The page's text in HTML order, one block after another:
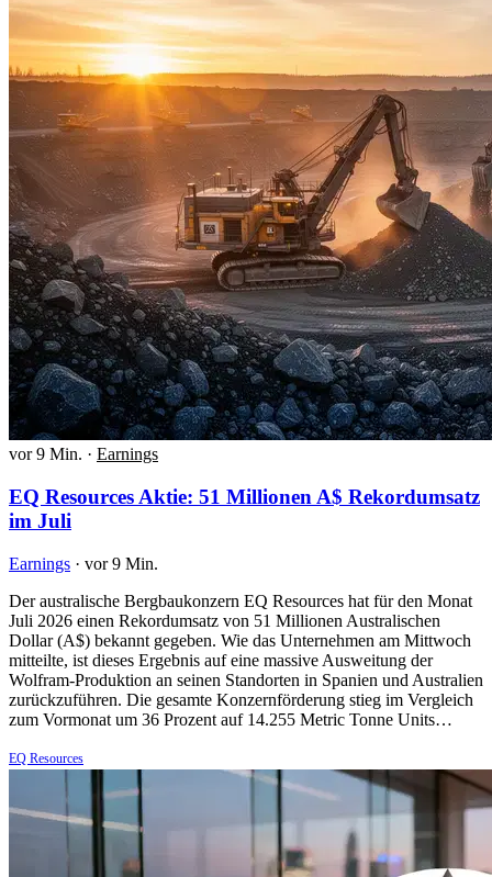
vor 9 Min. · Earnings
EQ Resources Aktie: 51 Millionen A$ Rekordumsatz
im Juli
Earnings · vor 9 Min.
Der australische Bergbaukonzern EQ Resources hat für den Monat
Juli 2026 einen Rekordumsatz von 51 Millionen Australischen
Dollar (A$) bekannt gegeben. Wie das Unternehmen am Mittwoch
mitteilte, ist dieses Ergebnis auf eine massive Ausweitung der
Wolfram-Produktion an seinen Standorten in Spanien und Australien
zurückzuführen. Die gesamte Konzernförderung stieg im Vergleich
zum Vormonat um 36 Prozent auf 14.255 Metric Tonne Units…
EQ Resources